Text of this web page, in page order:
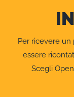
Per ricevere
essere
Scegli